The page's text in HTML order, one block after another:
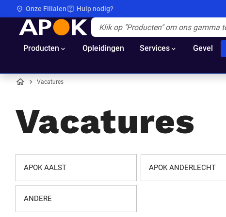
Onze Filialen Hulp nodig?
APOK
Producten Opleidingen Services Gevel
Vacatures
Vacatures
APOK AALST APOK ANDERLECHT
ANDERE